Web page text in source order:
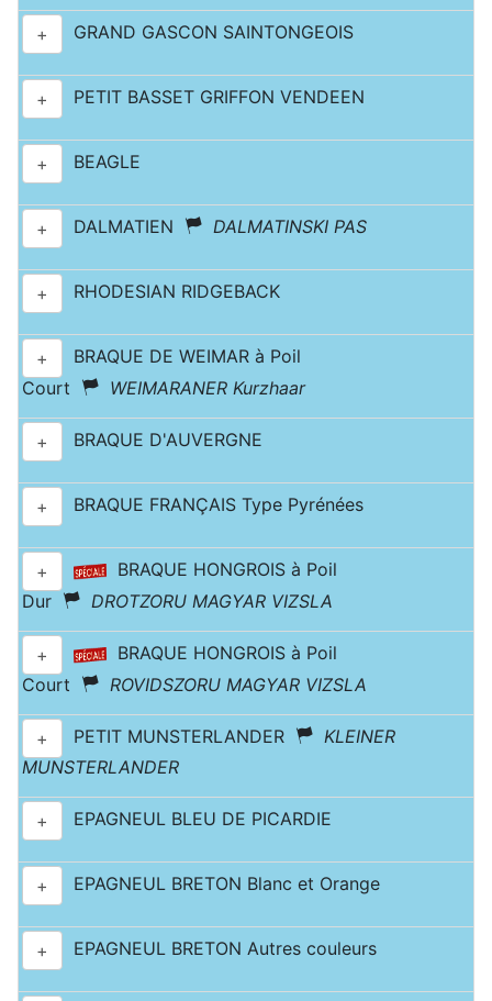
+ GRAND GASCON SAINTONGEOIS
+ PETIT BASSET GRIFFON VENDEEN
+ BEAGLE
+ DALMATIEN DALMATINSKI PAS
+ RHODESIAN RIDGEBACK
+
BRAQUE DE WEIMAR à Poil
Court
WEIMARANER Kurzhaar
+ BRAQUE D'AUVERGNE
+ BRAQUE FRANÇAIS Type Pyrénées
+
BRAQUE HONGROIS à Poil
Dur
DROTZORU MAGYAR VIZSLA
+
BRAQUE HONGROIS à Poil
Court
ROVIDSZORU MAGYAR VIZSLA
+ PETIT MUNSTERLANDER
KLEINER
MUNSTERLANDER
+ EPAGNEUL BLEU DE PICARDIE
+ EPAGNEUL BRETON Blanc et Orange
+ EPAGNEUL BRETON Autres couleurs